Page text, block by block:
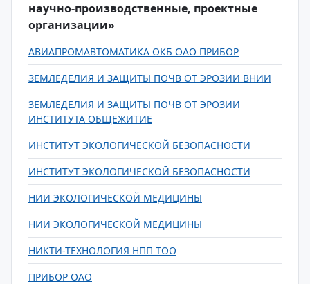
научно-производственные, проектные
организации»
АВИАПРОМАВТОМАТИКА ОКБ ОАО ПРИБОР
ЗЕМЛЕДЕЛИЯ И ЗАЩИТЫ ПОЧВ ОТ ЭРОЗИИ ВНИИ
ЗЕМЛЕДЕЛИЯ И ЗАЩИТЫ ПОЧВ ОТ ЭРОЗИИ
ИНСТИТУТА ОБЩЕЖИТИЕ
ИНСТИТУТ ЭКОЛОГИЧЕСКОЙ БЕЗОПАСНОСТИ
ИНСТИТУТ ЭКОЛОГИЧЕСКОЙ БЕЗОПАСНОСТИ
НИИ ЭКОЛОГИЧЕСКОЙ МЕДИЦИНЫ
НИИ ЭКОЛОГИЧЕСКОЙ МЕДИЦИНЫ
НИКТИ-ТЕХНОЛОГИЯ НПП ТОО
ПРИБОР ОАО